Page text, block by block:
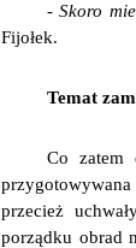
- Skoro
Fijołek.
Temat
Co zatem
przecież
porządku obrad